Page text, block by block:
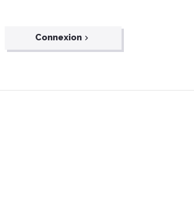
Connexion